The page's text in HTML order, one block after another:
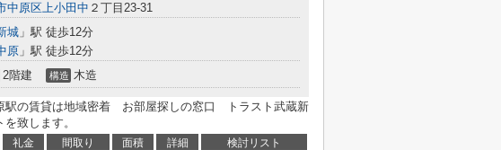
中原区上小田中 ２丁目23-31
城 」駅 徒歩12分
原 」駅 徒歩12分
2階建 構造 木造
駅の賃貸は地域密着 お部屋探しの窓口 トラスト武蔵新
致します。
礼金 間取り 面積 詳細 検討リスト